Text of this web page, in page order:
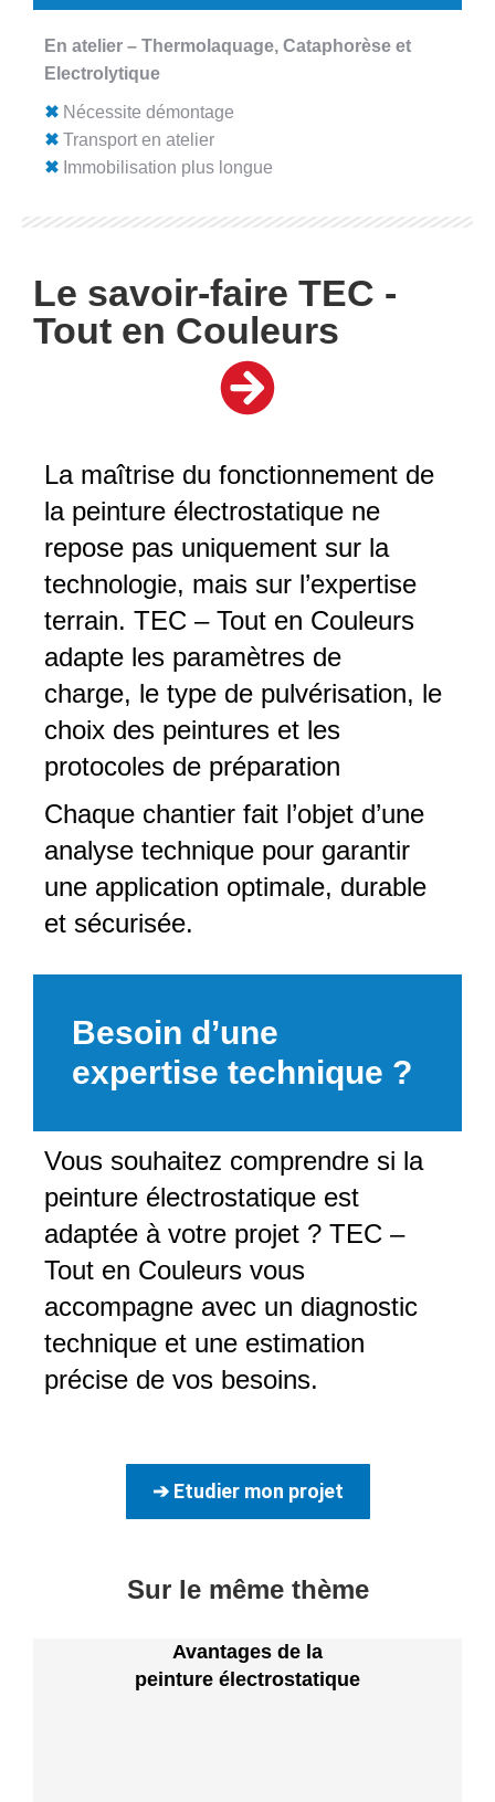
En atelier – Thermolaquage, Cataphorèse et
Electrolytique
✖ Nécessite démontage
✖ Transport en atelier
✖ Immobilisation plus longue
Le savoir-faire TEC -
Tout en Couleurs
La maîtrise du fonctionnement de
la peinture électrostatique ne
repose pas uniquement sur la
technologie, mais sur l’expertise
terrain. TEC – Tout en Couleurs
adapte les paramètres de
charge, le type de pulvérisation, le
choix des peintures et les
protocoles de préparation
Chaque chantier fait l’objet d’une
analyse technique pour garantir
une application optimale, durable
et sécurisée.
Besoin d’une
expertise technique ?
Vous souhaitez comprendre si la
peinture électrostatique est
adaptée à votre projet ? TEC –
Tout en Couleurs vous
accompagne avec un diagnostic
technique et une estimation
précise de vos besoins.
➔ Etudier mon projet
Sur le même thème
Avantages de la
peinture électrostatique